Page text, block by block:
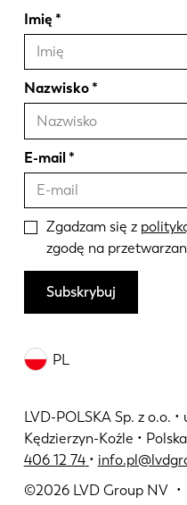
PL
LVD-POLSKA Sp. z o.o. •
Kędzierzyn-Koźle • Polska
406 12 74 •
©2026 LVD Group NV
Imię
Nazwisko
E-mail
Zgadzam się z
zgodę na
Subskrybuj